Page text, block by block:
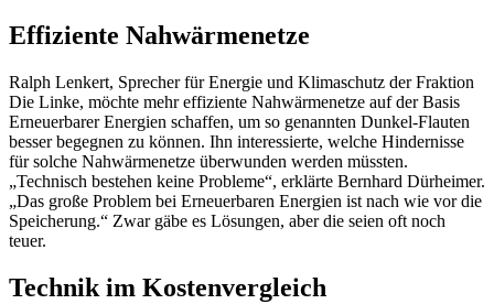
Effiziente Nahwärmenetze
Ralph Lenkert, Sprecher für Energie und Klimaschutz der Fraktion
Die Linke, möchte mehr effiziente Nahwärmenetze auf der Basis
Erneuerbarer Energien schaffen, um so genannten Dunkel-Flauten
besser begegnen zu können. Ihn interessierte, welche Hindernisse
für solche Nahwärmenetze überwunden werden müssten.
„Technisch bestehen keine Probleme“, erklärte Bernhard Dürheimer.
„Das große Problem bei Erneuerbaren Energien ist nach wie vor die
Speicherung.“ Zwar gäbe es Lösungen, aber die seien oft noch
teuer.
Technik im Kostenvergleich